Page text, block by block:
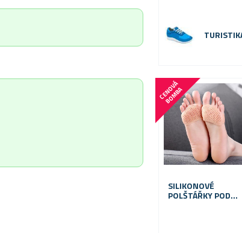
C
E
N
O
V
Á
B
O
M
B
A
SILIKONOVÉ
POLŠTÁŘKY POD